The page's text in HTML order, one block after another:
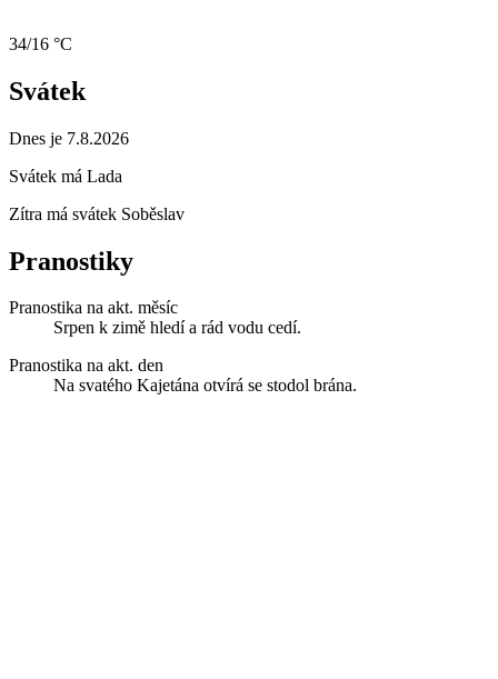
34/16 °C
Svátek
Dnes je 7.8.2026
Svátek má Lada
Zítra má svátek Soběslav
Pranostiky
Pranostika na akt. měsíc
Srpen k zimě hledí a rád vodu cedí.
Pranostika na akt. den
Na svatého Kajetána otvírá se stodol brána.